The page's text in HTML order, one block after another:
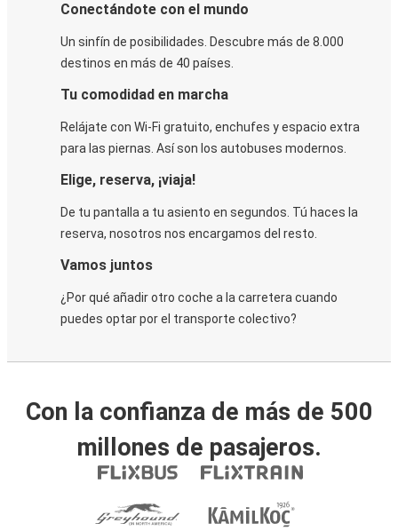
Conectándote con el mundo
Un sinfín de posibilidades. Descubre más de 8.000
destinos en más de 40 países.
Tu comodidad en marcha
Relájate con Wi-Fi gratuito, enchufes y espacio extra
para las piernas. Así son los autobuses modernos.
Elige, reserva, ¡viaja!
De tu pantalla a tu asiento en segundos. Tú haces la
reserva, nosotros nos encargamos del resto.
Vamos juntos
¿Por qué añadir otro coche a la carretera cuando
puedes optar por el transporte colectivo?
Con la confianza de más de 500
millones de pasajeros.